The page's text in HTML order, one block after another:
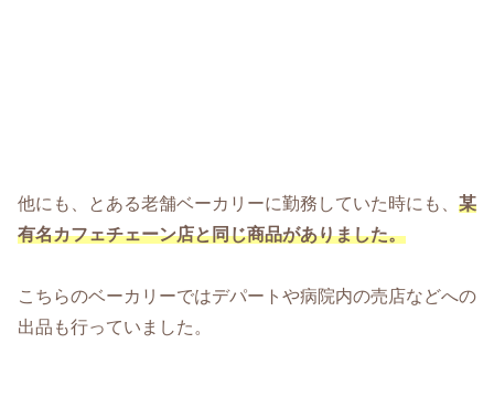
他にも、とある老舗ベーカリーに勤務していた時にも、 某
有名カフェチェーン店と同じ商品がありました。
こちらのベーカリーではデパートや病院内の売店などへの
出品も行っていました。